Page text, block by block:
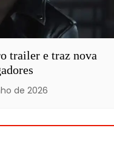
trailer e traz nova
de 2026